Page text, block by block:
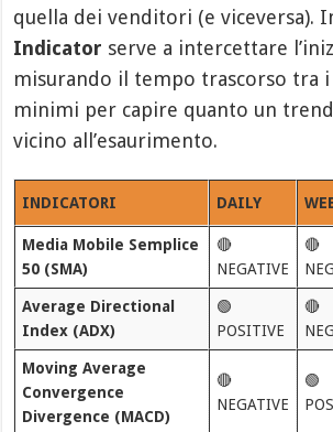
quella dei venditori (e viceversa).
Indicator serve a intercettare
misurando il tempo trascorso tra i
minimi per capire quanto un trend
vicino all’esaurimento.
INDICATORI DAILY
Media Mobile Semplice
50 (SMA)
🔴
NEGATIVE
🔴
Average Directional
Index (ADX)
🟢
POSITIVE
🔴
Moving Average
Convergence
Divergence (MACD)
🔴
NEGATIVE
🟢